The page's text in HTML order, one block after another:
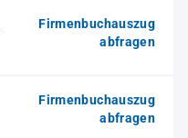
Firmenbuchauszug
abfragen
Firmenbuchauszug
abfragen